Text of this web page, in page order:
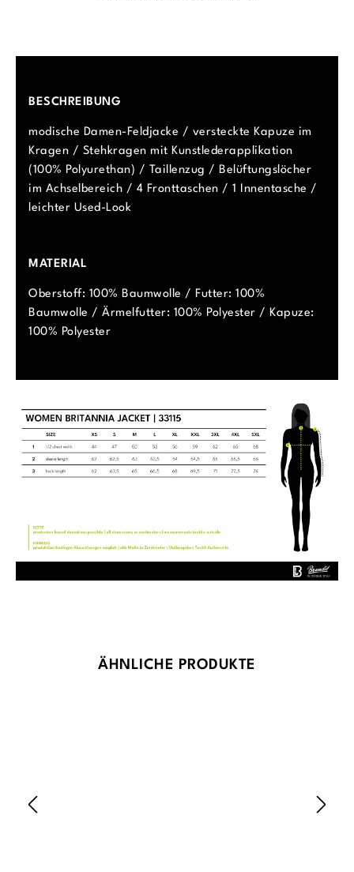
BESCHREIBUNG
modische Damen-Feldjacke / versteckte Kapuze im
Kragen / Stehkragen mit Kunstlederapplikation
(100% Polyurethan) / Taillenzug / Belüftungslöcher
im Achselbereich / 4 Fronttaschen / 1 Innentasche /
leichter Used-Look
MATERIAL
Oberstoff: 100% Baumwolle / Futter: 100%
Baumwolle / Ärmelfutter: 100% Polyester / Kapuze:
100% Polyester
Produktgalerie überspringen
ÄHNLICHE PRODUKTE